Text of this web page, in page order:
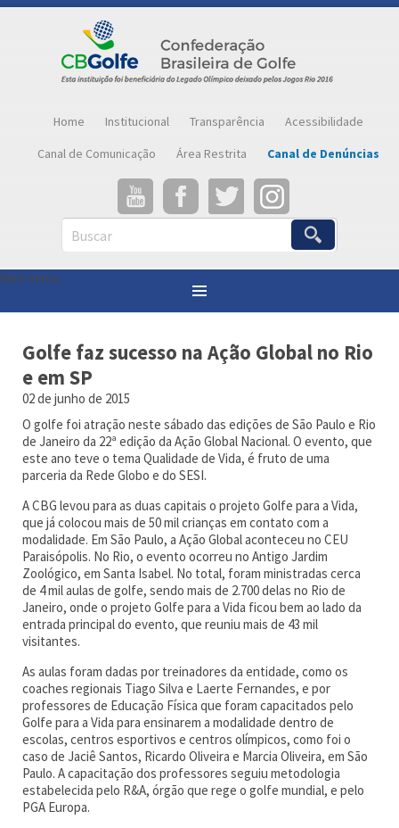
Home Institucional Transparência
Acessibilidade
Canal de Comunicação
Área Restrita Canal de Denúncias
Buscar
Abrir menu
Você está aqui: Notícias
Golfe faz sucesso na Ação Global no Rio e em SP
Golfe faz sucesso na Ação Global no Rio
e em SP
02 de junho de 2015
O golfe foi atração neste sábado das edições de São Paulo e Rio
de Janeiro da 22ª edição da Ação Global Nacional. O evento, que
este ano teve o tema Qualidade de Vida, é fruto de uma
parceria da Rede Globo e do SESI.
A CBG levou para as duas capitais o projeto Golfe para a Vida,
que já colocou mais de 50 mil crianças em contato com a
modalidade. Em São Paulo, a Ação Global aconteceu no CEU
Paraisópolis. No Rio, o evento ocorreu no Antigo Jardim
Zoológico, em Santa Isabel. No total, foram ministradas cerca
de 4 mil aulas de golfe, sendo mais de 2.700 delas no Rio de
Janeiro, onde o projeto Golfe para a Vida ficou bem ao lado da
entrada principal do evento, que reuniu mais de 43 mil
visitantes.
As aulas foram dadas por treinadores da entidade, como os
coaches regionais Tiago Silva e Laerte Fernandes, e por
professores de Educação Física que foram capacitados pelo
Golfe para a Vida para ensinarem a modalidade dentro de
escolas, centros esportivos e centros olímpicos, como foi o
caso de Jaciê Santos, Ricardo Oliveira e Marcia Oliveira, em São
Paulo. A capacitação dos professores seguiu metodologia
estabelecida pelo R&A, órgão que rege o golfe mundial, e pelo
PGA Europa.